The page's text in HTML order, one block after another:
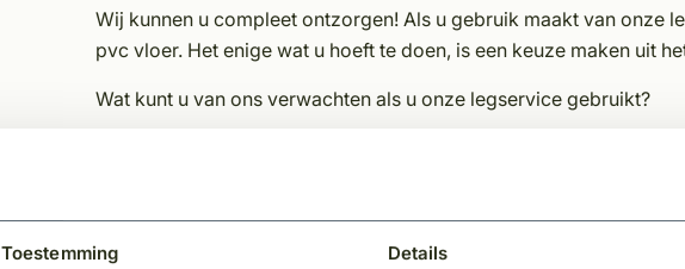
Toestemming Details
Wij kunnen u compleet ontzorgen! Als u gebruik maakt van onze
pvc vloer. Het enige wat u hoeft te doen, is een keuze maken uit
Wat kunt u van ons verwachten als u onze legservice gebruikt?
Egaliseren van de ondervloer 1-3 mm